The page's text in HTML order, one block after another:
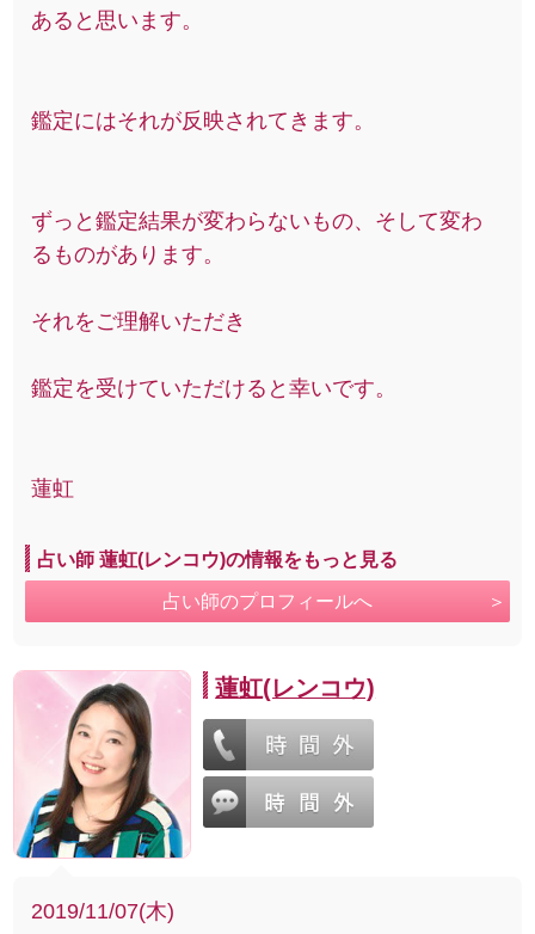
あると思います。
鑑定にはそれが反映されてきます。
ずっと鑑定結果が変わらないもの、そして変わ
るものがあります。
それをご理解いただき
鑑定を受けていただけると幸いです。
蓮虹
占い師 蓮虹(レンコウ)の情報をもっと見る
占い師のプロフィールへ
蓮虹(レンコウ)
2019/11/07(木)